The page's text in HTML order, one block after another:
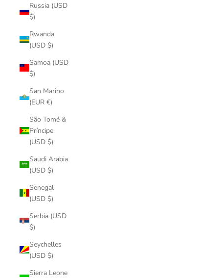
Russia (USD
$)
Rwanda
(USD $)
Samoa (USD
$)
San Marino
(EUR €)
São Tomé &
Príncipe
(USD $)
Saudi Arabia
(USD $)
Senegal
(USD $)
Serbia (USD
$)
Seychelles
(USD $)
Sierra Leone